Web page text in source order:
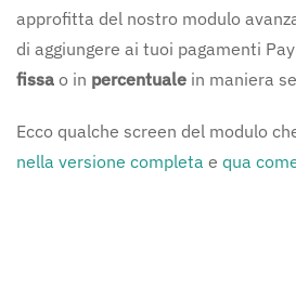
approfitta del nostro modulo
di aggiungere ai tuoi pagamenti
fissa o in percentuale in maniera
Ecco qualche screen del modulo
nella versione completa e qua